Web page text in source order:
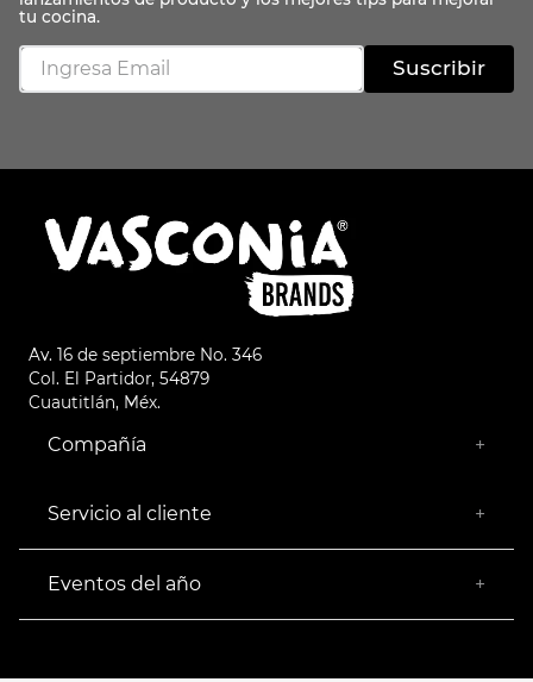
Suscribir
Av. 16 de septiembre No. 346
Col. El Partidor, 54879
Cuautitlán, Méx.
Compañía +
Empresa Socialmente Responsable
Servicio al cliente +
Facturación
Devoluciones
Eventos del año +
Buen Fin